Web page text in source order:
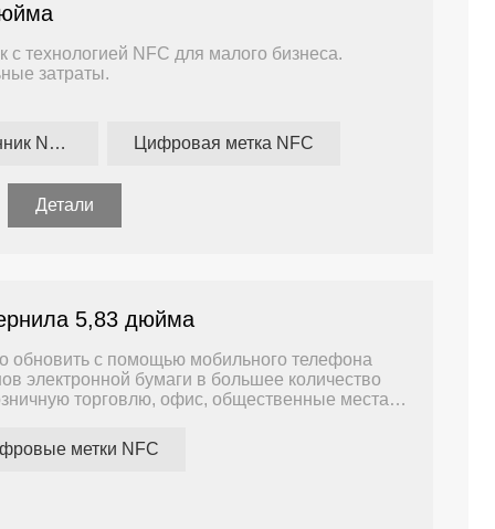
технологией NFC для малого бизнеса.
затраты.
Цифровой ценник NFC Цифровая метка NFC
Детали
5,83 дюйма
обновить с помощью мобильного телефона
электронной бумаги в большее количество
торговлю, офис, общественные места и
этикетками каждый день, наше решение
метки NFC